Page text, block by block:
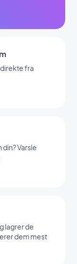
fra
Varsle
lagrer de
dem mest